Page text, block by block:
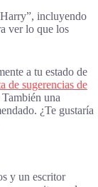
incluyendo
ver lo que los
a tu estado de
de sugerencias de
una
¿Te gustaría
y un escritor